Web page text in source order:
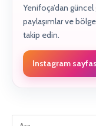
Yenifoça’dan
paylaşımlar ve
takip edin.
Instagram